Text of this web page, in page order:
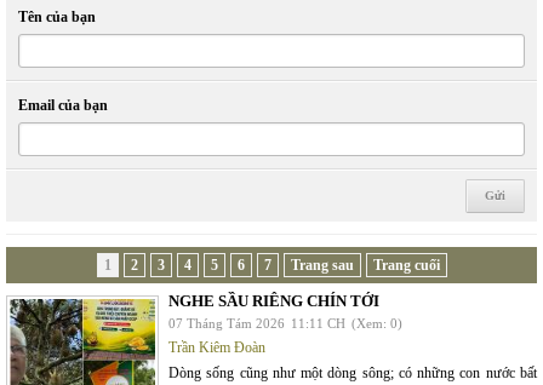
Tên của bạn
Email của bạn
1 2 3 4 5 6 7 Trang sau Trang cuối
NGHE SẦU RIÊNG CHÍN TỚI
07 Tháng Tám 2026 11:11 CH (Xem: 0)
Trần Kiêm Đoàn
Dòng sống cũng như một dòng sông; có những con nước bất